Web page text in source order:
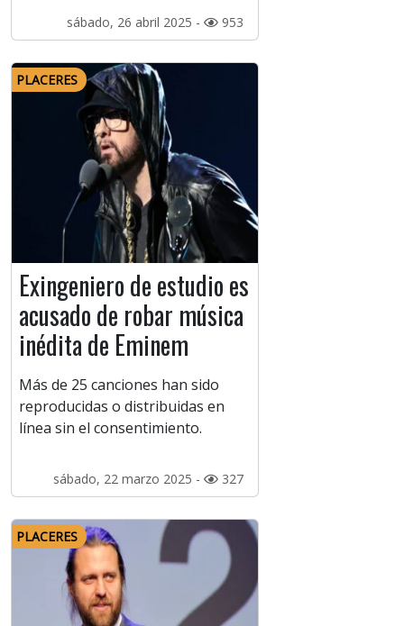
sábado, 26 abril 2025 - 953
PLACERES
Exingeniero de estudio es
acusado de robar música
inédita de Eminem
Más de 25 canciones han sido
reproducidas o distribuidas en
línea sin el consentimiento.
sábado, 22 marzo 2025 - 327
PLACERES